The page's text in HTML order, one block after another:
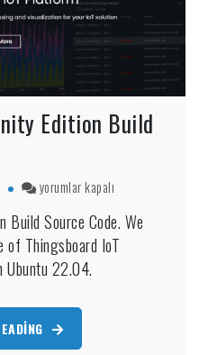
Edition Build
Thingsboard
Edition
Build
Source
Code
yorumlar kapalı
Build Source Code. We
of Thingsboard IoT
Ubuntu 22.04.